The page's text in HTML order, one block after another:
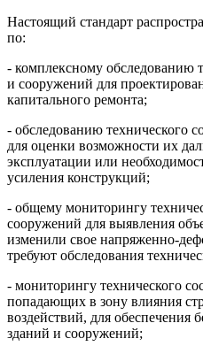
Настоящий стандарт
по:
- комплексному обследованию
и сооружений для
капитального ремонта;
- обследованию технического
для оценки возможности их
эксплуатации или
усиления конструкций;
- общему мониторингу
сооружений для выявления
изменили свое напряженно-
требуют обследования
- мониторингу технического
попадающих в зону влияния
воздействий, для обеспечения
зданий и сооружений;